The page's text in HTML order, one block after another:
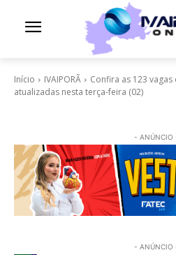
Início IVAIPORÃ
Confira as 123
atualizadas nesta terça-feira (02)
- ANÚNCIO
- ANÚNCIO